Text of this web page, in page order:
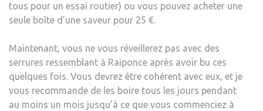
tous pour un essai routier) ou vous pouvez acheter une
seule boîte d’une saveur pour 25 €.
Maintenant, vous ne vous réveillerez pas avec des
serrures ressemblant à Raiponce après avoir bu ces
quelques fois. Vous devrez être cohérent avec eux, et je
vous recommande de les boire tous les jours pendant
au moins un mois jusqu’à ce que vous commenciez à